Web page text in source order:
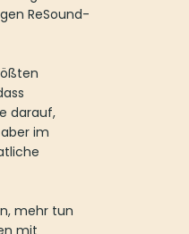
Produktseite
ReSound-
darauf,
im
mehr tun